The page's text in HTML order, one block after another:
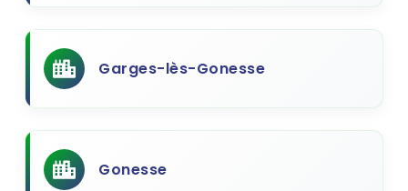
Garges-lès-Gonesse
Gonesse